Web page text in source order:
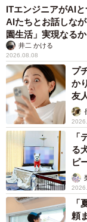
いつも一緒にいたい人
ITエンジニアがAI
AIたちとお話しな
園生活」実現なるか
井二 かける
2026.08.08
プ
か
友
解
「
る
ピ
「
頼